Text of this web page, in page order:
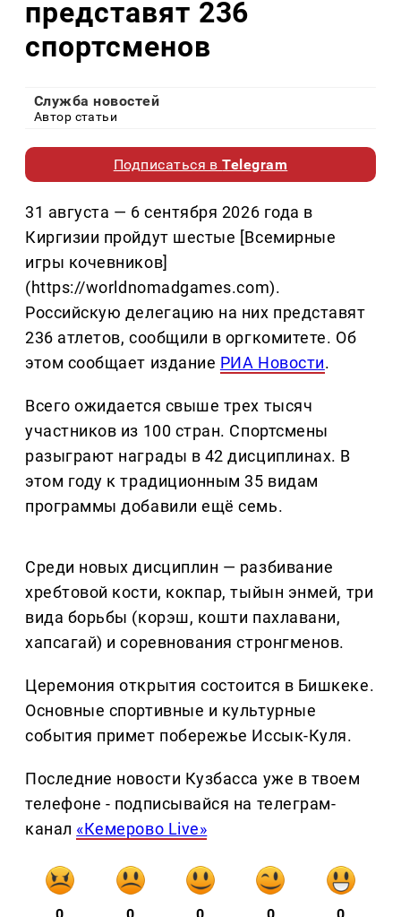
представят 236
спортсменов
Служба новостей
Автор статьи
Подписаться вTelegram
31 августа — 6 сентября 2026 года в
Киргизии пройдут шестые [Всемирные
игры кочевников]
(https://worldnomadgames.com).
Российскую делегацию на них представят
236 атлетов, сообщили в оргкомитете. Об
этом сообщает издание РИА Новости.
Всего ожидается свыше трех тысяч
участников из 100 стран. Спортсмены
разыграют награды в 42 дисциплинах. В
этом году к традиционным 35 видам
программы добавили ещё семь.
Среди новых дисциплин — разбивание
хребтовой кости, кокпар, тыйын энмей, три
вида борьбы (корэш, кошти пахлавани,
хапсагай) и соревнования стронгменов.
Церемония открытия состоится в Бишкеке.
Основные спортивные и культурные
события примет побережье Иссык-Куля.
Последние новости Кузбасса уже в твоем
телефоне - подписывайся на телеграм-
канал «Кемерово Live»